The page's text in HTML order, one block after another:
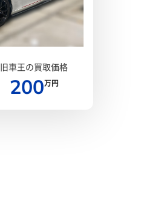
旧車王の買取価格
200万円